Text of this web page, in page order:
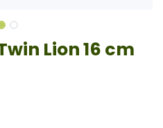
Lion 16 cm